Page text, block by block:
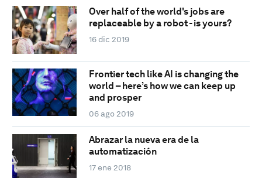
Over half of the world's jobs are
replaceable by a robot - is yours?
16 dic 2019
Frontier tech like AI is changing the
world – here’s how we can keep up
and prosper
06 ago 2019
Abrazar la nueva era de la
automatización
17 ene 2018